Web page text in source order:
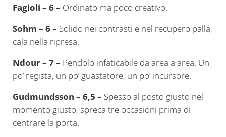
Fagioli – 6 – Ordinato ma poco creativo.
Sohm – 6 – Solido nei contrasti e nel recupero palla,
cala nella ripresa.
Ndour – 7 – Pendolo infaticabile da area a area. Un
po’ regista, un po’ guastatore, un po’ incursore.
Gudmundsson – 6,5 – Spesso al posto giusto nel
momento giusto, spreca tre occasioni prima di
centrare la porta.